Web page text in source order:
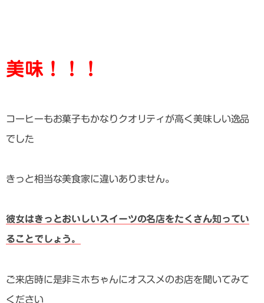
美味！！！
コーヒーもお菓子もかなりクオリティが高く美味しい逸品
でした
きっと相当な美食家に違いありません。
彼女はきっとおいしいスイーツの名店をたくさん知ってい
ることでしょう。
ご来店時に是非ミホちゃんにオススメのお店を聞いてみて
ください